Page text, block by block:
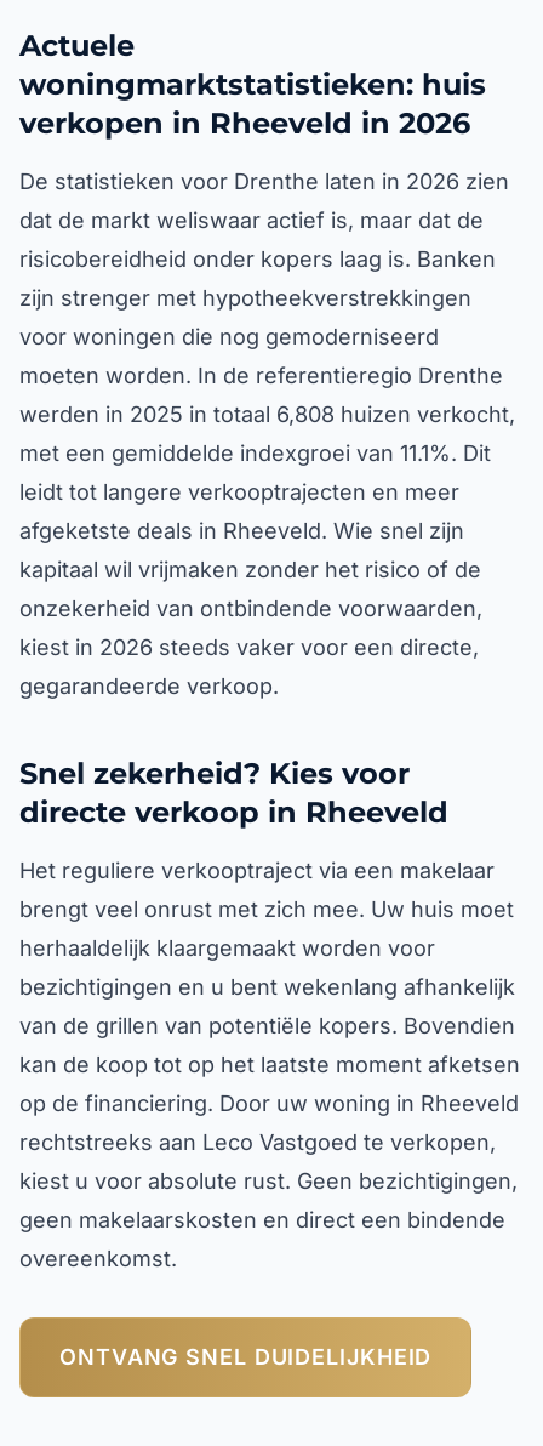
Actuele
woningmarktstatistieken: huis
verkopen in Rheeveld in 2026
De statistieken voor Drenthe laten in 2026 zien
dat de markt weliswaar actief is, maar dat de
risicobereidheid onder kopers laag is. Banken
zijn strenger met hypotheekverstrekkingen
voor woningen die nog gemoderniseerd
moeten worden. In de referentieregio Drenthe
werden in 2025 in totaal 6,808 huizen verkocht,
met een gemiddelde indexgroei van 11.1%. Dit
leidt tot langere verkooptrajecten en meer
afgeketste deals in Rheeveld. Wie snel zijn
kapitaal wil vrijmaken zonder het risico of de
onzekerheid van ontbindende voorwaarden,
kiest in 2026 steeds vaker voor een directe,
gegarandeerde verkoop.
Snel zekerheid? Kies voor
directe verkoop in Rheeveld
Het reguliere verkooptraject via een makelaar
brengt veel onrust met zich mee. Uw huis moet
herhaaldelijk klaargemaakt worden voor
bezichtigingen en u bent wekenlang afhankelijk
van de grillen van potentiële kopers. Bovendien
kan de koop tot op het laatste moment afketsen
op de financiering. Door uw woning in Rheeveld
rechtstreeks aan Leco Vastgoed te verkopen,
kiest u voor absolute rust. Geen bezichtigingen,
geen makelaarskosten en direct een bindende
overeenkomst.
ONTVANG SNEL DUIDELIJKHEID